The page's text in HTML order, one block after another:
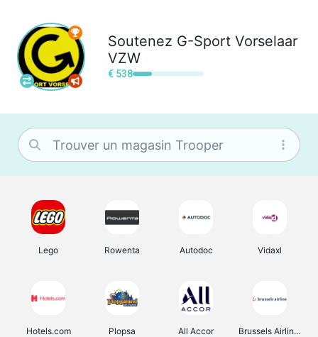
Soutenez G-Sport Vorselaar
VZW
€ 538
Lego Rowenta Autodoc Vidaxl
Hotels.com Plopsa All Accor Brussels Airlines